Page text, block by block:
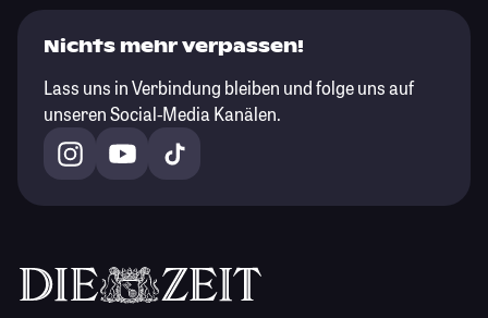
Nichts mehr verpassen!
Lass uns in Verbindung bleiben und folge uns auf
unseren Social-Media Kanälen.